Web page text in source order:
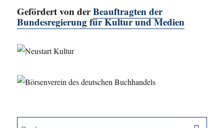
Gefördert von derBeauftragten der
Bundesregierung für Kultur und Medien
Suche